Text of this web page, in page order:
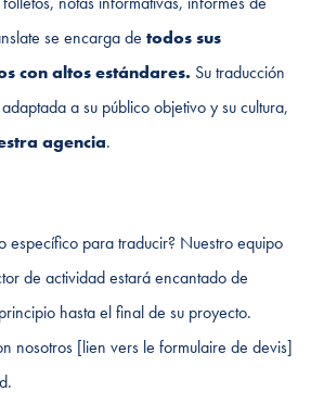
se encarga de todos sus
con altos estándares. Su traducción
a su público objetivo y su cultura,
agencia.
específico para traducir? Nuestro equipo
de actividad estará encantado de
hasta el final de su proyecto.
nosotros [lien vers le formulaire de devis]